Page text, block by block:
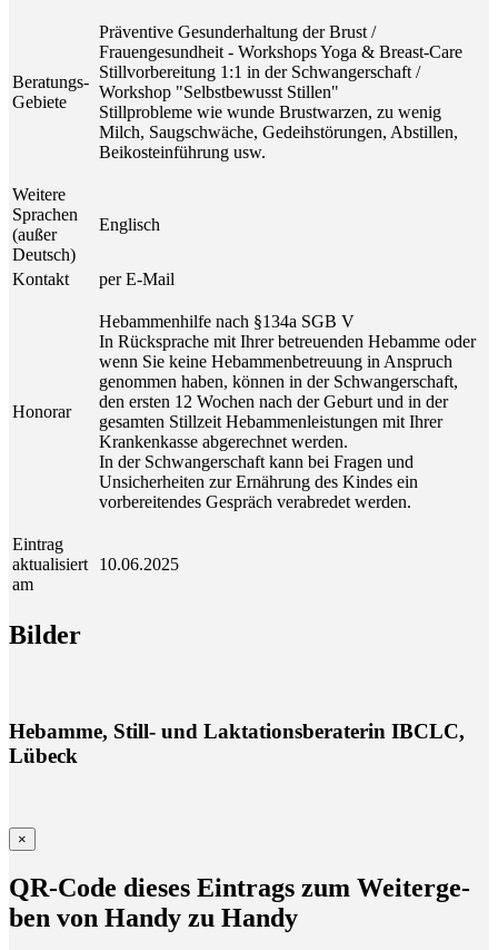
Beratungs-
Gebiete
Präventive Gesunderhaltung der Brust /
Frauengesundheit - Workshops Yoga & Breast-Care
Stillvorbereitung 1:1 in der Schwangerschaft /
Workshop "Selbstbewusst Stillen"
Stillprobleme wie wunde Brustwarzen, zu wenig
Milch, Saugschwäche, Gedeihstörungen, Abstillen,
Beikosteinführung usw.
Weitere
Sprachen
(außer
Deutsch)
Englisch
Kontakt per E-Mail
Honorar
Hebammenhilfe nach §134a SGB V
In Rücksprache mit Ihrer betreuenden Hebamme oder
wenn Sie keine Hebammenbetreuung in Anspruch
genommen haben, können in der Schwangerschaft,
den ersten 12 Wochen nach der Geburt und in der
gesamten Stillzeit Hebammenleistungen mit Ihrer
Krankenkasse abgerechnet werden.
In der Schwangerschaft kann bei Fragen und
Unsicherheiten zur Ernährung des Kindes ein
vorbereitendes Gespräch verabredet werden.
Eintrag
aktualisiert
am
10.06.2025
Bil­der
Hebamme, Still- und Laktationsberaterin IBCLC,
Lübeck
×
QR-Code die­ses Ein­trags zum Wei­ter­ge­
ben von Han­dy zu Handy